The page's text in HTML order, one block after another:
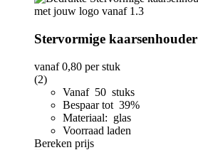
Stervormige kaarsenhouder
vanaf0,80 per stuk
(2)
Vanaf 50 stuks
Bespaar tot 39%
Materiaal: glas
Voorraad laden
Bereken prijs